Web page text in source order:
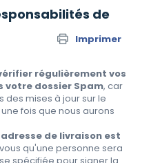
de
Imprimer
régulièrement vos
votre dossier Spam, car
des mises à jour sur le
fois que nous aurons
de livraison est
qu'une personne sera